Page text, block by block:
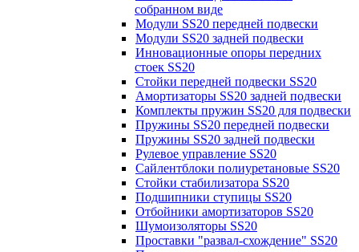
собранном виде
Модули SS20 передней подвески
Модули SS20 задней подвески
Инновационные опоры передних
стоек SS20
Стойки передней подвески SS20
Амортизаторы SS20 задней подвески
Комплекты пружин SS20 для подвески
Пружины SS20 передней подвески
Пружины SS20 задней подвески
Рулевое управление SS20
Сайлентблоки полиуретановые SS20
Стойки стабилизатора SS20
Подшипники ступицы SS20
Отбойники амортизаторов SS20
Шумоизоляторы SS20
Проставки "развал-схождение" SS20